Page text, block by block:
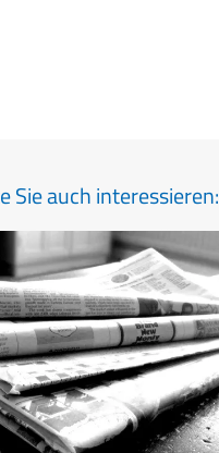
Sie auch interessieren: